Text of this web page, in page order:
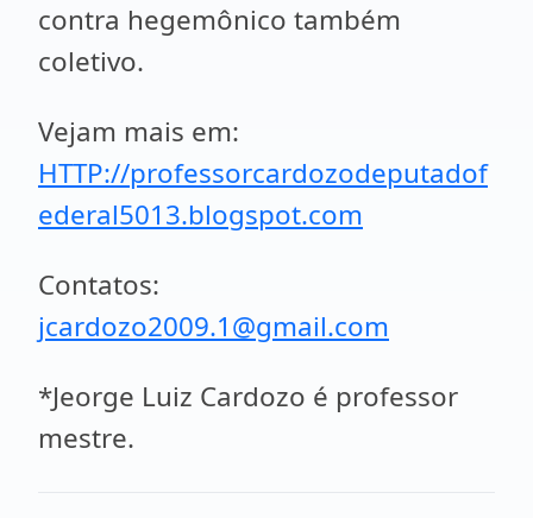
contra hegemônico também
coletivo.
Vejam mais em:
HTTP://professorcardozodeputadof
ederal5013.blogspot.com
Contatos:
jcardozo2009.1@gmail.com
*Jeorge Luiz Cardozo é professor
mestre.